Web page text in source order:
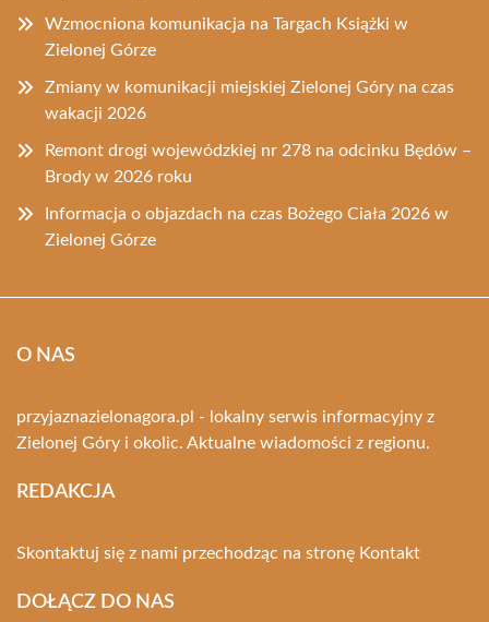
Wzmocniona komunikacja na Targach Książki w
Zielonej Górze
Zmiany w komunikacji miejskiej Zielonej Góry na czas
wakacji 2026
Remont drogi wojewódzkiej nr 278 na odcinku Będów –
Brody w 2026 roku
Informacja o objazdach na czas Bożego Ciała 2026 w
Zielonej Górze
O NAS
przyjaznazielonagora.pl - lokalny serwis informacyjny z
Zielonej Góry i okolic. Aktualne wiadomości z regionu.
REDAKCJA
Skontaktuj się z nami przechodząc na stronę Kontakt
DOŁĄCZ DO NAS